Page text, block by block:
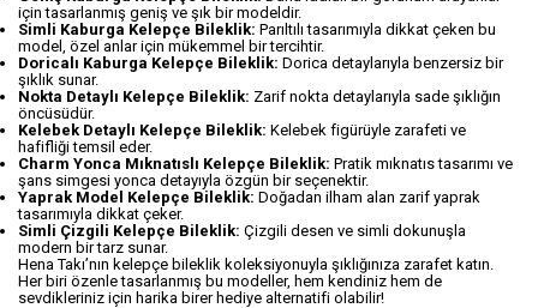
için tasarlanmış geniş ve şık bir modeldir.
Simli Kaburga Kelepçe Bileklik: Parıltılı tasarımıyla dikkat çeken bu
model, özel anlar için mükemmel bir tercihtir.
Doricalı Kaburga Kelepçe Bileklik: Dorica detaylarıyla benzersiz bir
şıklık sunar.
Nokta Detaylı Kelepçe Bileklik: Zarif nokta detaylarıyla sade şıklığın
öncüsüdür.
Kelebek Detaylı Kelepçe Bileklik: Kelebek figürüyle zarafeti ve
hafifliği temsil eder.
Charm Yonca Mıknatıslı Kelepçe Bileklik: Pratik mıknatıs tasarımı ve
şans simgesi yonca detayıyla özgün bir seçenektir.
Yaprak Model Kelepçe Bileklik: Doğadan ilham alan zarif yaprak
tasarımıyla dikkat çeker.
Simli Çizgili Kelepçe Bileklik: Çizgili desen ve simli dokunuşla
modern bir tarz sunar.
Hena Takı’nın kelepçe bileklik koleksiyonuyla şıklığınıza zarafet katın.
Her biri özenle tasarlanmış bu modeller, hem kendiniz hem de
sevdikleriniz için harika birer hediye alternatifi olabilir!